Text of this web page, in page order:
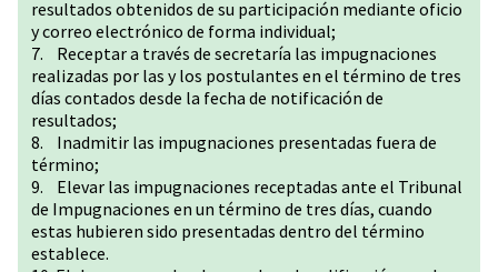
resultados obtenidos de su participación mediante oficio
y correo electrónico de forma individual;
7. Receptar a través de secretaría las impugnaciones
realizadas por las y los postulantes en el término de tres
días contados desde la fecha de notificación de
resultados;
8. Inadmitir las impugnaciones presentadas fuera de
término;
9. Elevar las impugnaciones receptadas ante el Tribunal
de Impugnaciones en un término de tres días, cuando
estas hubieren sido presentadas dentro del término
establece.